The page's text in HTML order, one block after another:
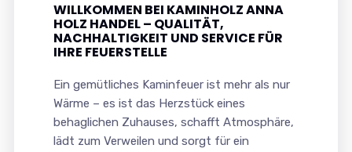
WILLKOMMEN BEI KAMINHOLZ ANNA
HOLZ HANDEL – QUALITÄT,
NACHHALTIGKEIT UND SERVICE FÜR
IHRE FEUERSTELLE
Ein gemütliches Kaminfeuer ist mehr als nur
Wärme – es ist das Herzstück eines
behaglichen Zuhauses, schafft Atmosphäre,
lädt zum Verweilen und sorgt für ein